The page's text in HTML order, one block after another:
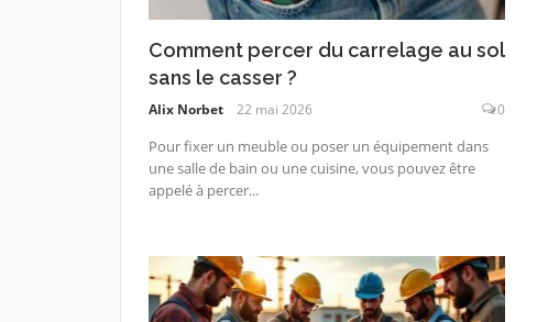
Comment percer du carrelage au sol
sans le casser ?
Alix Norbet 22 mai 2026 0
Pour fixer un meuble ou poser un équipement dans
une salle de bain ou une cuisine, vous pouvez être
appelé à percer...